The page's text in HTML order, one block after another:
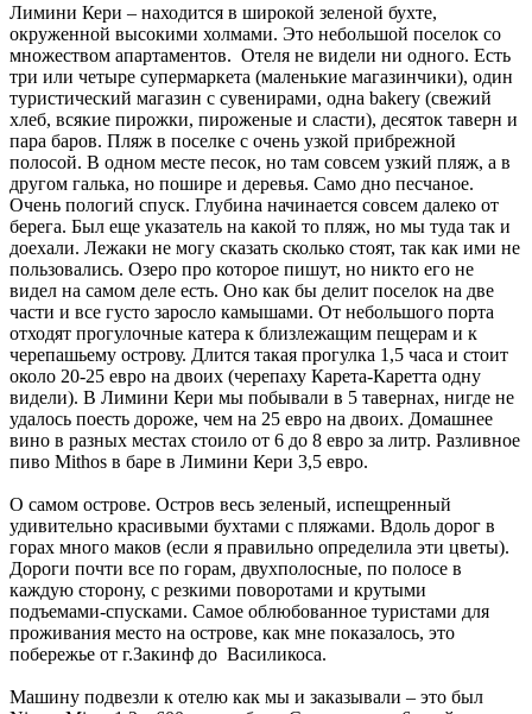
Лимини Кери – находится в широкой зеленой бухте,
окруженной высокими холмами. Это небольшой поселок со
множеством апартаментов. Отеля не видели ни одного. Есть
три или четыре супермаркета (маленькие магазинчики), один
туристический магазин с сувенирами, одна bakery (свежий
хлеб, всякие пирожки, пироженые и сласти), десяток таверн и
пара баров. Пляж в поселке с очень узкой прибрежной
полосой. В одном месте песок, но там совсем узкий пляж, а в
другом галька, но пошире и деревья. Само дно песчаное.
Очень пологий спуск. Глубина начинается совсем далеко от
берега. Был еще указатель на какой то пляж, но мы туда так и
доехали. Лежаки не могу сказать сколько стоят, так как ими не
пользовались. Озеро про которое пишут, но никто его не
видел на самом деле есть. Оно как бы делит поселок на две
части и все густо заросло камышами. От небольшого порта
отходят прогулочные катера к близлежащим пещерам и к
черепашьему острову. Длится такая прогулка 1,5 часа и стоит
около 20-25 евро на двоих (черепаху Карета-Каретта одну
видели). В Лимини Кери мы побывали в 5 тавернах, нигде не
удалось поесть дороже, чем на 25 евро на двоих. Домашнее
вино в разных местах стоило от 6 до 8 евро за литр. Разливное
пиво Mithos в баре в Лимини Кери 3,5 евро.
О самом острове. Остров весь зеленый, испещренный
удивительно красивыми бухтами с пляжами. Вдоль дорог в
горах много маков (если я правильно определила эти цветы).
Дороги почти все по горам, двухполосные, по полосе в
каждую сторону, с резкими поворотами и крутыми
подъемами-спусками. Самое облюбованное туристами для
проживания место на острове, как мне показалось, это
побережье от г.Закинф до Василикоса.
Машину подвезли к отелю как мы и заказывали – это был